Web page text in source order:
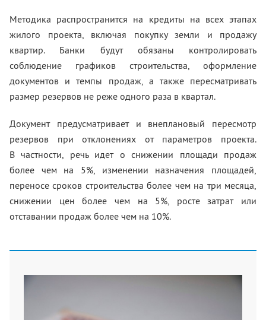
Методика распространится на кредиты на всех этапах
жилого проекта, включая покупку земли и продажу
квартир. Банки будут обязаны контролировать
соблюдение графиков строительства, оформление
документов и темпы продаж, а также пересматривать
размер резервов не реже одного раза в квартал.
Документ предусматривает и внеплановый пересмотр
резервов при отклонениях от параметров проекта.
В частности, речь идет о снижении площади продаж
более чем на 5%, изменении назначения площадей,
переносе сроков строительства более чем на три месяца,
снижении цен более чем на 5%, росте затрат или
отставании продаж более чем на 10%.